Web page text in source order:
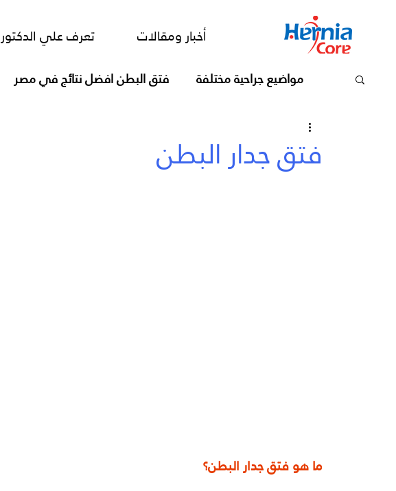
احجز الأن تعرف علي الدكتور أخبار ومقالات
فتق البطن افضل نتائج في مصر مواضيع جراحية مختلفة
فتق جدار البطن
ما هو فتق جدار البطن؟
تعرف علي الدكتور أخبار ومقالات